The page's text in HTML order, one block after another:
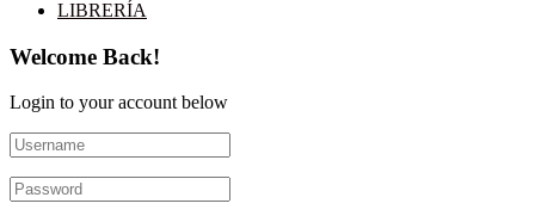
LIBRERÍA
Welcome Back!
Login to your account below